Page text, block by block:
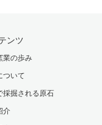
ンツ
業の歩み
ついて
採掘される原石
介